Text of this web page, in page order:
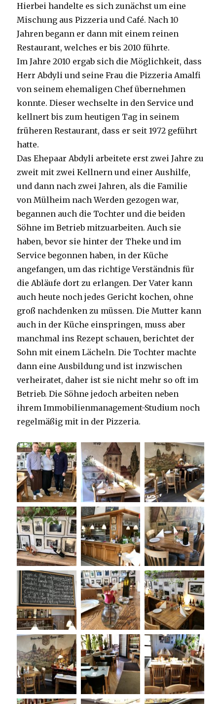
Hierbei handelte es sich zunächst um eine
Mischung aus Pizzeria und Café. Nach 10
Jahren begann er dann mit einem reinen
Restaurant, welches er bis 2010 führte.
Im Jahre 2010 ergab sich die Möglichkeit, dass
Herr Abdyli und seine Frau die Pizzeria Amalfi
von seinem ehemaligen Chef übernehmen
konnte. Dieser wechselte in den Service und
kellnert bis zum heutigen Tag in seinem
früheren Restaurant, dass er seit 1972 geführt
hatte.
Das Ehepaar Abdyli arbeitete erst zwei Jahre zu
zweit mit zwei Kellnern und einer Aushilfe,
und dann nach zwei Jahren, als die Familie
von Mülheim nach Werden gezogen war,
begannen auch die Tochter und die beiden
Söhne im Betrieb mitzuarbeiten. Auch sie
haben, bevor sie hinter der Theke und im
Service begonnen haben, in der Küche
angefangen, um das richtige Verständnis für
die Abläufe dort zu erlangen. Der Vater kann
auch heute noch jedes Gericht kochen, ohne
groß nachdenken zu müssen. Die Mutter kann
auch in der Küche einspringen, muss aber
manchmal ins Rezept schauen, berichtet der
Sohn mit einem Lächeln. Die Tochter machte
dann eine Ausbildung und ist inzwischen
verheiratet, daher ist sie nicht mehr so oft im
Betrieb. Die Söhne jedoch arbeiten neben
ihrem Immobilienmanagement-Studium noch
regelmäßig mit in der Pizzeria.